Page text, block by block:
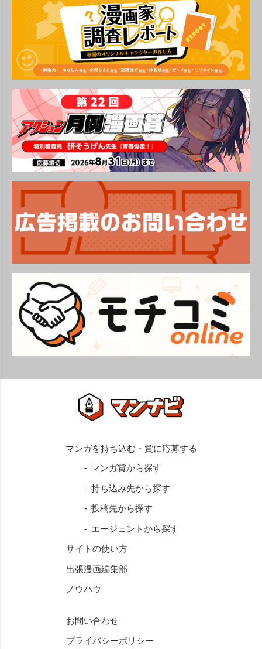
マンガ賞から探す
持ち込み先から探す
投稿先から探す
エージェントから探す
サイトの使い方
出張漫画編集部
ノウハウ
お問い合わせ
プライバシーポリシー